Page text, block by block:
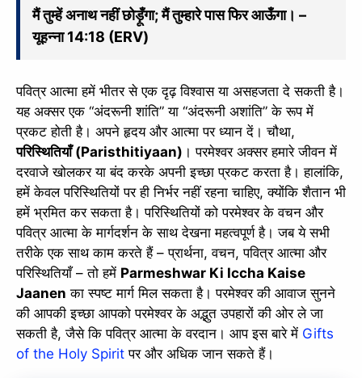
मैं तुम्हें अनाथ नहीं छोड़ूँगा; मैं तुम्हारे पास फिर आऊँगा। –
यूहन्ना 14:18 (ERV)
पवित्र आत्मा हमें भीतर से एक दृढ़ विश्वास या असहजता दे सकती है।
यह अक्सर एक “अंदरूनी शांति” या “अंदरूनी अशांति” के रूप में
प्रकट होती है। अपने हृदय और आत्मा पर ध्यान दें। चौथा,
परिस्थितियाँ (Paristhitiyaan) । परमेश्वर अक्सर हमारे जीवन में
दरवाजे खोलकर या बंद करके अपनी इच्छा प्रकट करता है। हालांकि,
हमें केवल परिस्थितियों पर ही निर्भर नहीं रहना चाहिए, क्योंकि शैतान भी
हमें भ्रमित कर सकता है। परिस्थितियों को परमेश्वर के वचन और
पवित्र आत्मा के मार्गदर्शन के साथ देखना महत्वपूर्ण है। जब ये सभी
तरीके एक साथ काम करते हैं – प्रार्थना, वचन, पवित्र आत्मा और
परिस्थितियाँ – तो हमें Parmeshwar Ki Iccha Kaise
Jaanen का स्पष्ट मार्ग मिल सकता है। परमेश्वर की आवाज सुनने
की आपकी इच्छा आपको परमेश्वर के अद्भुत उपहारों की ओर ले जा
सकती है, जैसे कि पवित्र आत्मा के वरदान। आप इस बारे में Gifts
of the Holy Spirit पर और अधिक जान सकते हैं।